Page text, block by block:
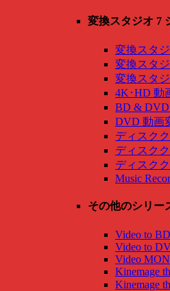
変換スタジオ 7
変換スタ
変換スタ
変換スタ
4K･HD 動
BD &
DVD 動画
ディスク
ディスク
ディスク
Music
その他のシリー
Video to
Video to
Video
Kinemage
Kinemage